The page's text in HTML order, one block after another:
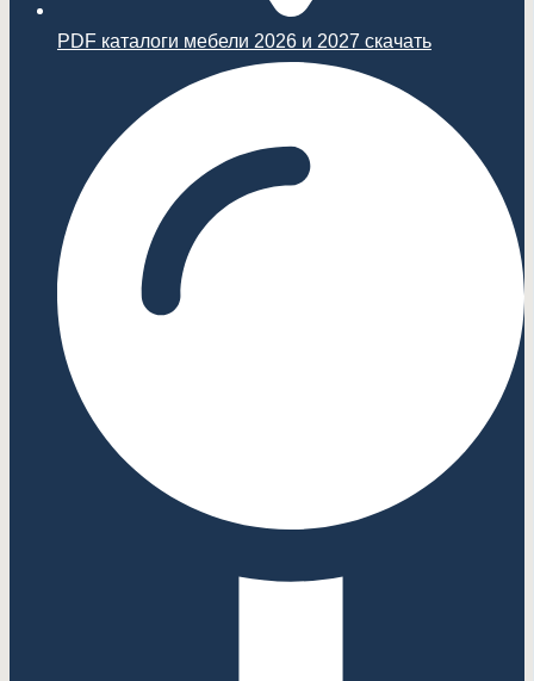
PDF каталоги мебели 2026 и 2027 скачать